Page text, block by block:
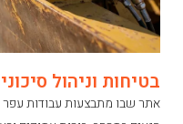
בטיחות וניהול
אתר שבו מתבצעות עבודות עפר